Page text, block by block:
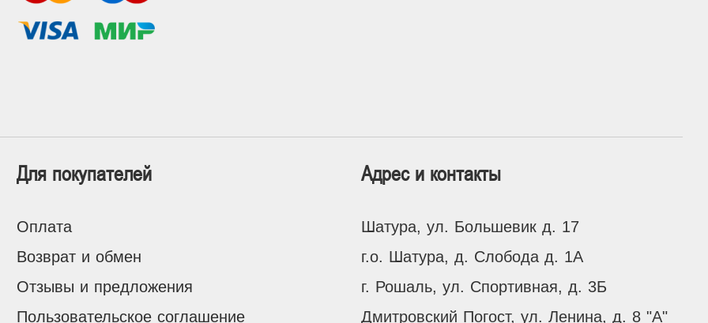
Для покупателей
Оплата
Возврат и обмен
Отзывы и предложения
Пользовательское соглашение
Адрес и контакты
Шатура, ул. Большевик д. 17
г.о. Шатура, д. Слобода д. 1А
г. Рошаль, ул. Спортивная, д. 3Б
Дмитровский Погост, ул. Ленина, д. 8 "А"